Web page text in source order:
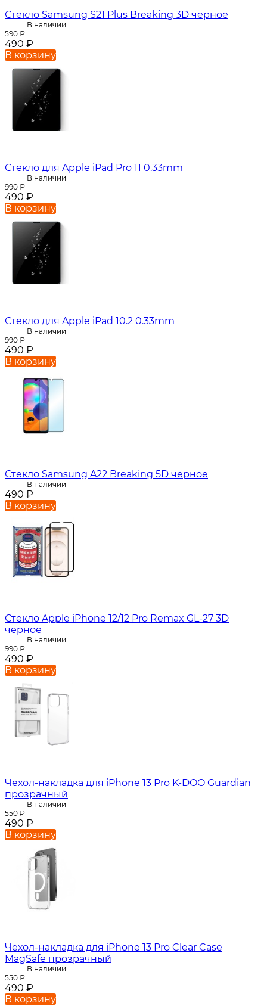
Стекло Samsung S21 Plus Breaking 3D черное
В наличии
590 ₽
490 ₽
В корзину
Стекло для Apple iPad Pro 11 0.33mm
В наличии
990 ₽
490 ₽
В корзину
Стекло для Apple iPad 10.2 0.33mm
В наличии
990 ₽
490 ₽
В корзину
Стекло Samsung A22 Breaking 5D черное
В наличии
490 ₽
В корзину
Стекло Apple iPhone 12/12 Pro Remax GL-27 3D
черное
В наличии
990 ₽
490 ₽
В корзину
Чехол-накладка для iPhone 13 Pro K-DOO Guardian
прозрачный
В наличии
550 ₽
490 ₽
В корзину
Чехол-накладка для iPhone 13 Pro Clear Case
MagSafe прозрачный
В наличии
550 ₽
490 ₽
В корзину